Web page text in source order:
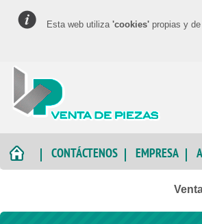
Esta web utiliza 'cookies' propias y
CONTÁCTENOS EMPRESA